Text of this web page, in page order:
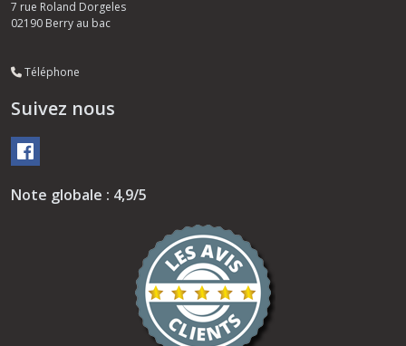
7 rue Roland Dorgeles
02190 Berry au bac
Téléphone
Suivez nous
Note globale : 4,9/5